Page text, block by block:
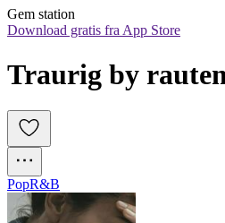
Gem station
Download gratis fra App Store
Traurig by
PopR&B